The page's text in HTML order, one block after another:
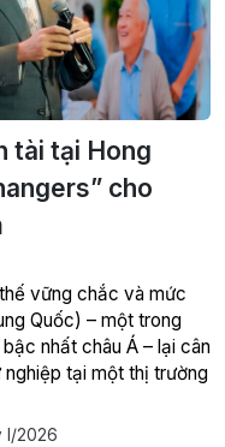
tài tại Hong
cho
vững chắc và mức
Quốc) – một trong
nhất châu Á – lại cân
tại một thị trường
I/2026